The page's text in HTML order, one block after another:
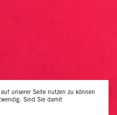
unserer Seite nutzen zu können
Sind Sie damit